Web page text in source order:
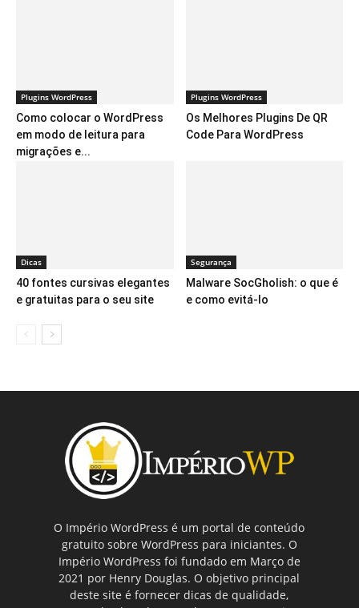
Plugins WordPress
Como colocar o WordPress
em modo de leitura para
migrações e...
Plugins WordPress
Os Melhores Plugins De QR
Code Para WordPress
Dicas
40 fontes cursivas elegantes
e gratuitas para o seu site
Segurança
Malware SocGholish: o que é
e como evitá-lo
O Império WordPress é um portal de conteúdo
gratuito sobre WordPress para iniciantes. O
Império WordPress foi fundado em Março de
2021 por Henry Douglas. O objetivo principal
deste site é fornecer dicas de qualidade,